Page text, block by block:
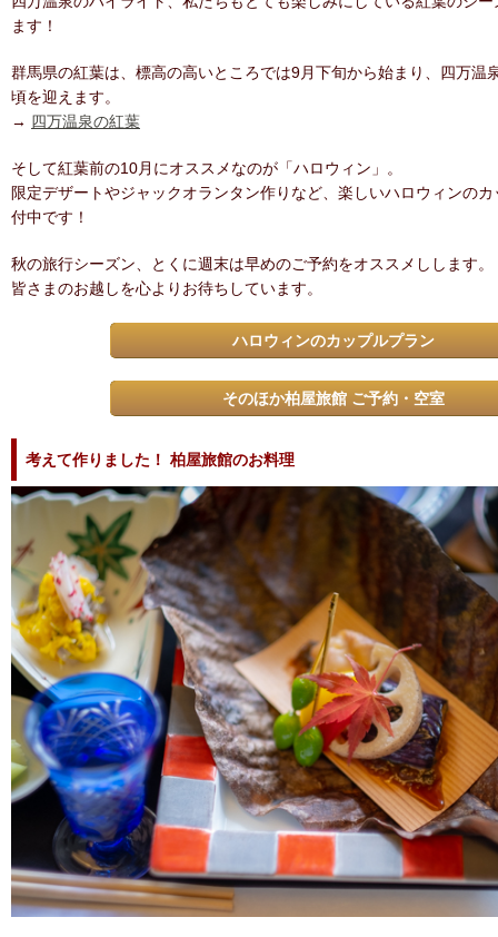
ます！
群馬県の紅葉は、標高の高いところでは9月下旬から始まり、四万温
頃を迎えます。
→ 四万温泉の紅葉
そして紅葉前の10月にオススメなのが「ハロウィン」。
限定デザートやジャックオランタン作りなど、楽しいハロウィンの
付中です！
秋の旅行シーズン、とくに週末は早めのご予約をオススメしします。
皆さまのお越しを心よりお待ちしています。
ハロウィンのカップルプラン
そのほか柏屋旅館 ご予約・空室
考えて作りました！ 柏屋旅館のお料理